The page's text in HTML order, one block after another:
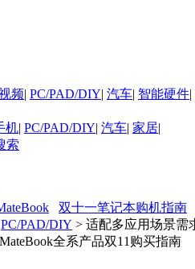
频| PC/PAD/DIY| 汽车| 智能硬件|
机| PC/PAD/DIY| 汽车| 家居|
索
双十一笔记本购机指南
PC/PAD/DIY > 适配多应用场景需